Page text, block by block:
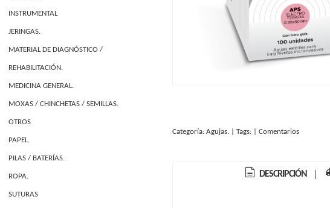
INSTRUMENTAL
JERINGAS.
MATERIAL DE DIAGNÓSTICO /
REHABILITACIÓN.
MEDICINA GENERAL.
MOXAS / CHINCHETAS / SEMILLAS.
OTROS
PAPEL.
PILAS / BATERÍAS.
ROPA.
SUTURAS
Categoría: Agujas. Tags: Comentarios
DESCRIPCIÓN